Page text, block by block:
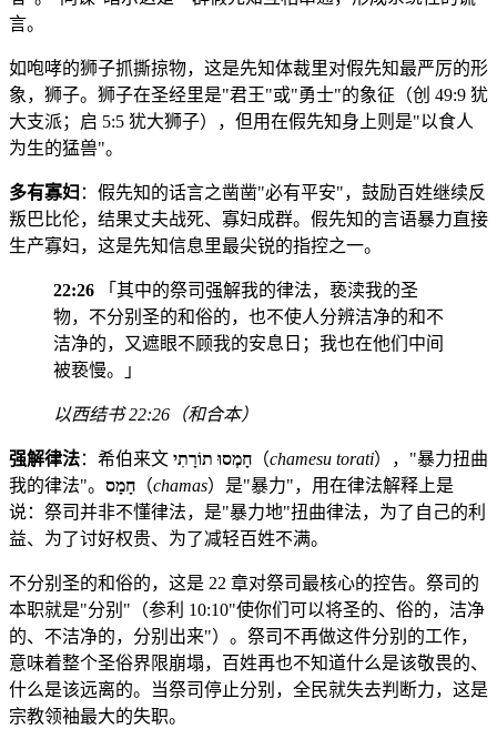
言。
如咆哮的狮子抓撕掠物，这是先知体裁里对假先知最严厉的形
象，狮子。狮子在圣经里是"君王"或"勇士"的象征（创 49:9 犹
大支派；启 5:5 犹大狮子），但用在假先知身上则是"以食人
为生的猛兽"。
多有寡妇 ：假先知的话言之凿凿"必有平安"，鼓励百姓继续反
叛巴比伦，结果丈夫战死、寡妇成群。假先知的言语暴力直接
生产寡妇，这是先知信息里最尖锐的指控之一。
22:26 「其中的祭司强解我的律法，亵渎我的圣
物，不分别圣的和俗的，也不使人分辨洁净的和不
洁净的，又遮眼不顾我的安息日；我也在他们中间
被亵慢。」
以西结书 22:26（和合本）
强解律法：希伯来文 חָמְסוּ תוֹרָתִי （chamesu torati），"暴力扭曲
我的律法"。 חָמָס （chamas）是"暴力"，用在律法解释上是
说：祭司并非不懂律法，是"暴力地"扭曲律法，为了自己的利
益、为了讨好权贵、为了减轻百姓不满。
不分别圣的和俗的，这是 22 章对祭司最核心的控告。祭司的
本职就是"分别"（参利 10:10"使你们可以将圣的、俗的，洁净
的、不洁净的，分别出来"）。祭司不再做这件分别的工作，
意味着整个圣俗界限崩塌，百姓再也不知道什么是该敬畏的、
什么是该远离的。当祭司停止分别，全民就失去判断力，这是
宗教领袖最大的失职。